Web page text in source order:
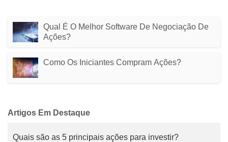
Qual É O Melhor Software De Negociação De
Ações?
Como Os Iniciantes Compram Ações?
Artigos Em Destaque
Quais são as 5 principais ações para investir?